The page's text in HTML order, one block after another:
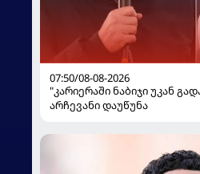
07:50/08-08-2026
"კარიერაში ნაბიჯი უკან
არჩევანი დაუწუნა